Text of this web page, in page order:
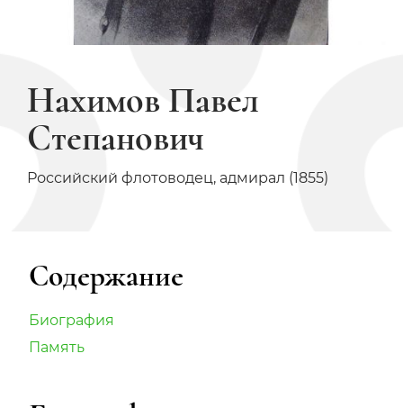
Нахимов Павел
Степанович
Российский флотоводец, адмирал (1855)
Содержание
Биография
Память